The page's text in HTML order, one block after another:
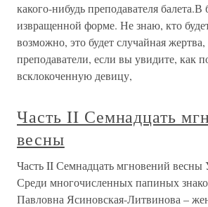
какого-нибудь преподавателя
извращенной форме. Не знаю, кто
возможно, это будет случайная
преподаватели, если вы увидите, как
всклокоченную девицу,
Часть II Семнадцать
весны
Часть II Семнадцать мгновений
Среди многочисленных папиных
Павловна Ясиновская-Литвинова –